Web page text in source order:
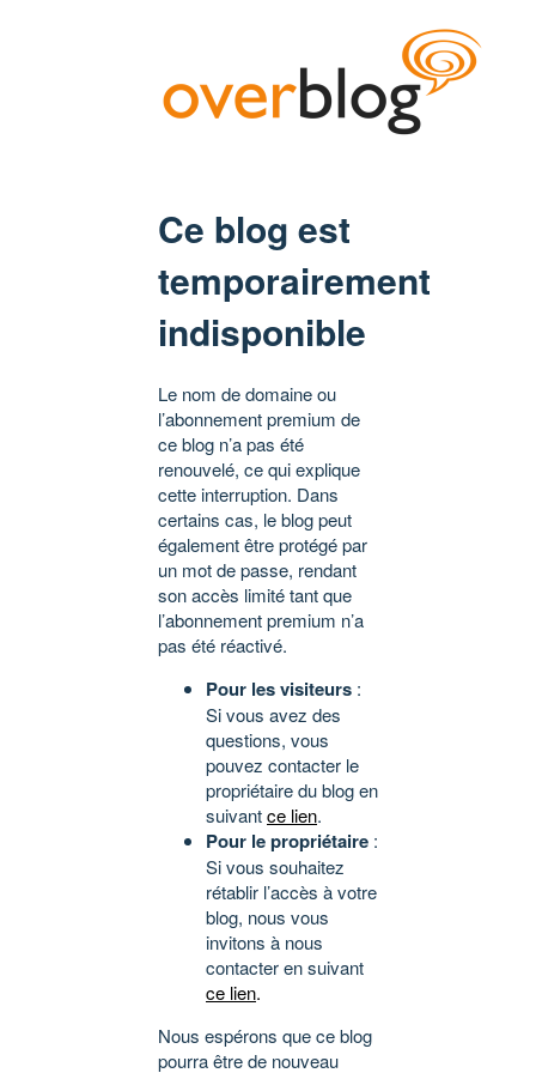
Ce blog est
temporairement
indisponible
Le nom de domaine ou
l’abonnement premium de
ce blog n’a pas été
renouvelé, ce qui explique
cette interruption. Dans
certains cas, le blog peut
également être protégé par
un mot de passe, rendant
son accès limité tant que
l’abonnement premium n’a
pas été réactivé.
Pour les visiteurs :
Si vous avez des
questions, vous
pouvez contacter le
propriétaire du blog en
suivantce lien.
Pour le propriétaire :
Si vous souhaitez
rétablir l’accès à votre
blog, nous vous
invitons à nous
contacter en suivant
ce lien.
Nous espérons que ce blog
pourra être de nouveau